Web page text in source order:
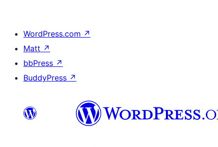
WordPress.com ↗
Matt ↗
bbPress ↗
BuddyPress ↗